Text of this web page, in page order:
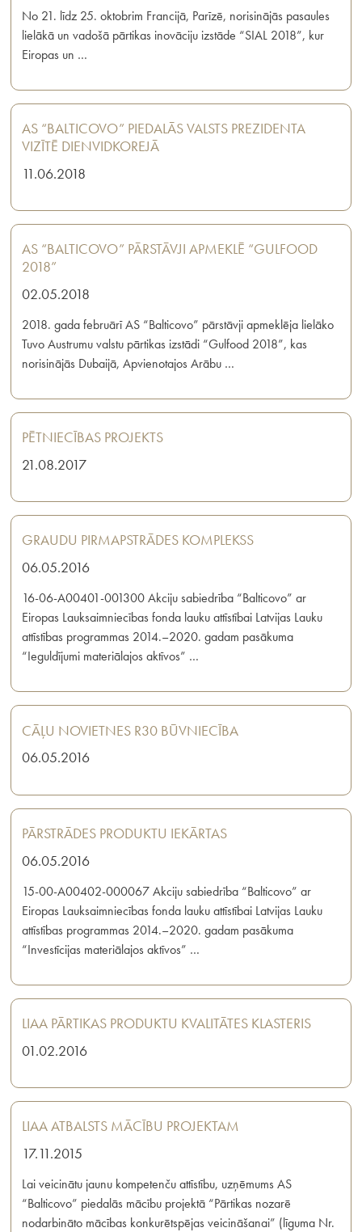
No 21. līdz 25. oktobrim Francijā, Parīzē, norisinājās pasaules
lielākā un vadošā pārtikas inovāciju izstāde “SIAL 2018”, kur
Eiropas un …
AS “BALTICOVO” PIEDALĀS VALSTS PREZIDENTA
VIZĪTĒ DIENVIDKOREJĀ
11.06.2018
AS “BALTICOVO” PĀRSTĀVJI APMEKLĒ “GULFOOD
2018”
02.05.2018
2018. gada februārī AS “Balticovo” pārstāvji apmeklēja lielāko
Tuvo Austrumu valstu pārtikas izstādi “Gulfood 2018”, kas
norisinājās Dubaijā, Apvienotajos Arābu …
PĒTNIECĪBAS PROJEKTS
21.08.2017
GRAUDU PIRMAPSTRĀDES KOMPLEKSS
06.05.2016
16-06-A00401-001300 Akciju sabiedrība “Balticovo” ar
Eiropas Lauksaimniecības fonda lauku attīstībai Latvijas Lauku
attīstības programmas 2014.–2020. gadam pasākuma
“Ieguldījumi materiālajos aktīvos” …
CĀĻU NOVIETNES R30 BŪVNIECĪBA
06.05.2016
PĀRSTRĀDES PRODUKTU IEKĀRTAS
06.05.2016
15-00-A00402-000067 Akciju sabiedrība “Balticovo” ar
Eiropas Lauksaimniecības fonda lauku attīstībai Latvijas Lauku
attīstības programmas 2014.–2020. gadam pasākuma
“Investīcijas materiālajos aktīvos” …
LIAA PĀRTIKAS PRODUKTU KVALITĀTES KLASTERIS
01.02.2016
LIAA ATBALSTS MĀCĪBU PROJEKTAM
17.11.2015
Lai veicinātu jaunu kompetenču attīstību, uzņēmums AS
“Balticovo” piedalās mācību projektā “Pārtikas nozarē
nodarbināto mācības konkurētspējas veicināšanai” (līguma Nr.